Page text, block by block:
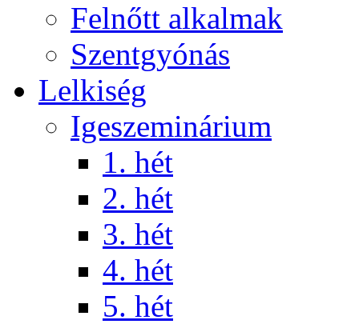
Felnőtt alkalmak
Szentgyónás
Lelkiség
Igeszeminárium
1. hét
2. hét
3. hét
4. hét
5. hét